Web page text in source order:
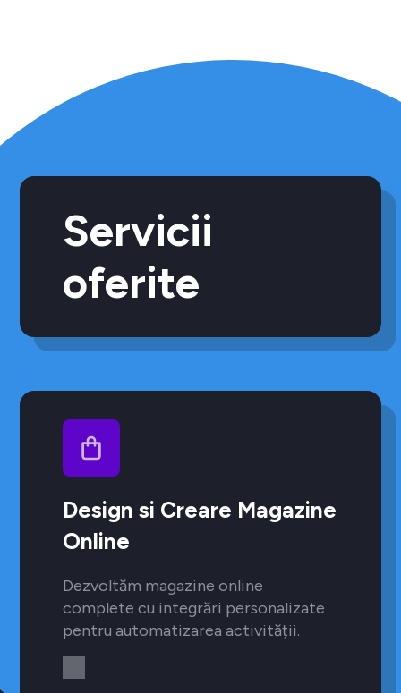
Servicii
oferite
Design si Creare Magazine
Online
Dezvoltăm magazine online
complete cu integrări personalizate
pentru automatizarea activității.